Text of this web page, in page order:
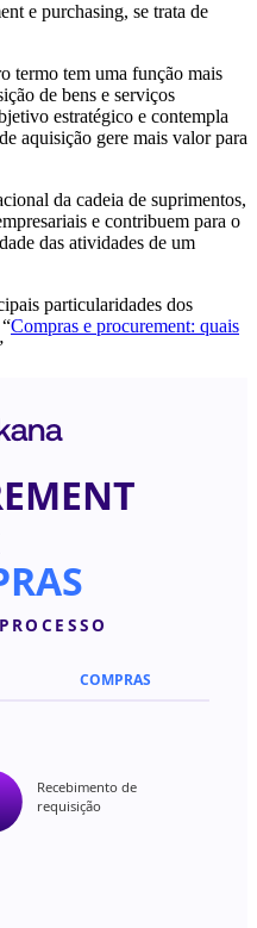
e purchasing, se trata de
termo tem uma função mais
de bens e serviços
estratégico e contempla
aquisição gere mais valor para
da cadeia de suprimentos,
e contribuem para o
das atividades de um
particularidades dos
Compras e procurement: quais